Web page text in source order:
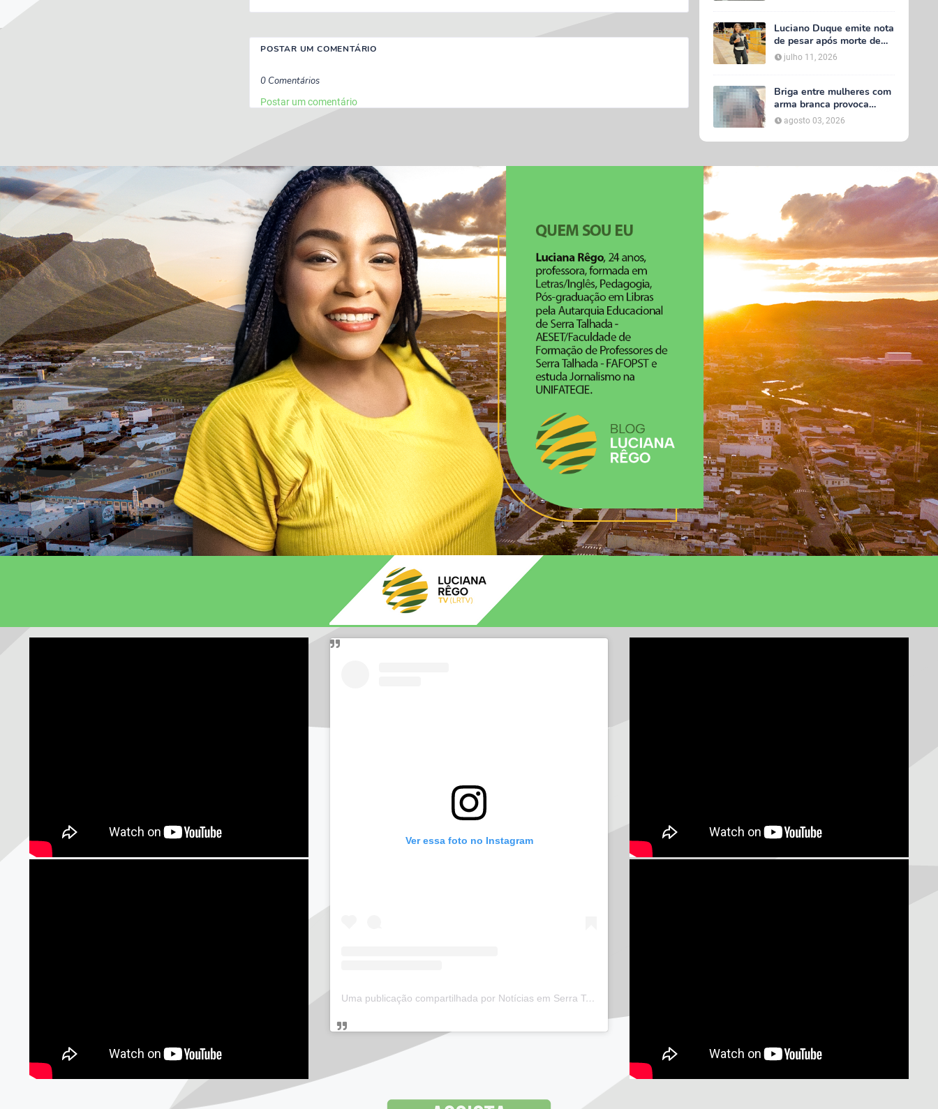
POSTAR UM COMENTÁRIO
0 Comentários
Postar um comentário
Luciano Duque emite nota
de pesar após morte de
Maria Valentina; Márcia
Conrado decreta luto
Serra Talhada
julho 11, 2026
Briga entre mulheres com
arma branca provoca
tumulto em loja no bairro
AABB, em Serra Talhada
agosto 03, 2026
Ver essa foto no Instagram
Uma publicação compartilhada por Notícias em Serra Talhada (@bloglucianarego)